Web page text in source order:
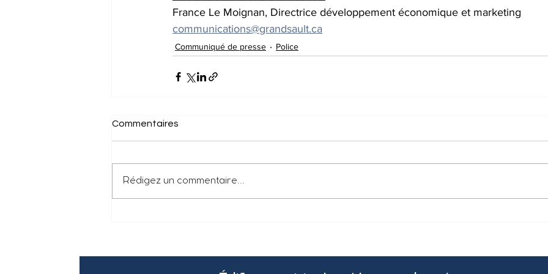
France Le Moignan, Directrice développement économique et marketing
communications@grandsault.ca
Communiqué de presse Police
Commentaires
Rédigez un commentaire...